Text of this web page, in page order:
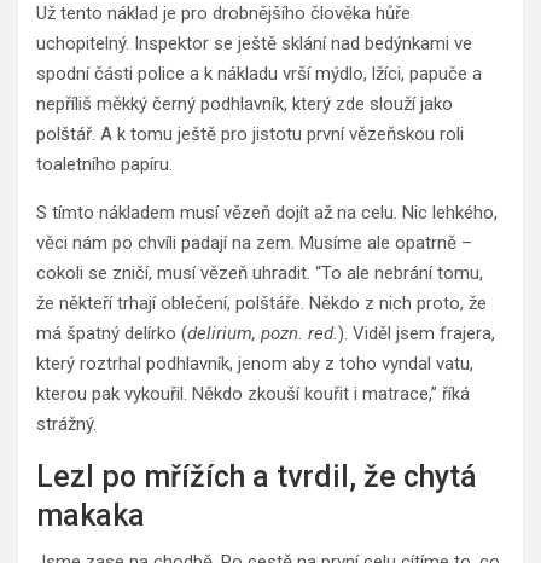
Už tento náklad je pro drobnějšího člověka hůře
uchopitelný. Inspektor se ještě sklání nad bedýnkami ve
spodní části police a k nákladu vrší mýdlo, lžíci, papuče a
nepříliš měkký černý podhlavník, který zde slouží jako
polštář. A k tomu ještě pro jistotu první vězeňskou roli
toaletního papíru.
S tímto nákladem musí vězeň dojít až na celu. Nic lehkého,
věci nám po chvíli padají na zem. Musíme ale opatrně –
cokoli se zničí, musí vězeň uhradit. “To ale nebrání tomu,
že někteří trhají oblečení, polštáře. Někdo z nich proto, že
má špatný delírko (delirium, pozn. red.). Viděl jsem frajera,
který roztrhal podhlavník, jenom aby z toho vyndal vatu,
kterou pak vykouřil. Někdo zkouší kouřit i matrace,” říká
strážný.
Lezl po mřížích a tvrdil, že chytá
makaka